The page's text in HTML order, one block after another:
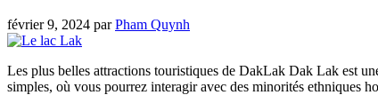
février 9, 2024 parPham Quynh
Les plus belles attractions touristiques de DakLak Dak Lak est
simples, où vous pourrez interagir avec des minorités ethniques